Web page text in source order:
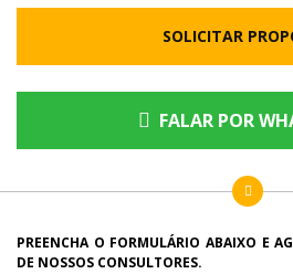
SOLICITAR
FALAR POR
PREENCHA O FORMULÁRIO ABAIXO E
DE NOSSOS CONSULTORES.